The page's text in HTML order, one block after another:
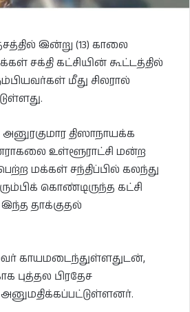
இன்று (13) காலை
சக்தி கட்சியின் கூட்டத்தில்
மீது சிலரால்
திஸாநாயக்க
உள்ளூராட்சி மன்ற
மக்கள் சந்திப்பில் கலந்து
கொண்டிருந்த கட்சி
தாக்குதல்
காயமடைந்துள்ளதுடன்,
புத்தல பிரதேச